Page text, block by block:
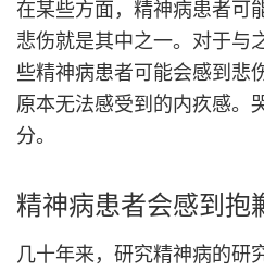
在某些方面，精神病患者可
悲伤就是其中之一。对于与
些精神病患者可能会感到悲
原本无法感受到的内疚感。
分。
精神病患者会感到抱
几十年来，研究精神病的研